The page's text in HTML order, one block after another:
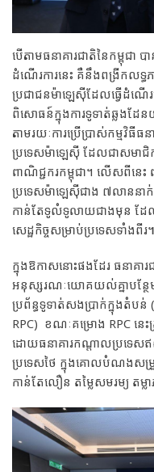
បើតាមធនាគារជាតិនៃកម្ពុជា ប
ដំណើរការនេះ គឺនឹងពង្រីកលទ្ធ
ប្រជាជនម៉ាឡេស៊ីដែលធ្វើដំណើ
ពិសោធន៍ក្នុងការទូទាត់ឆ្លង
តាមរយៈការប្រើប្រាស់កម្មវិធីធ
ប្រទេសម៉ាឡេស៊ី ដែលជាសមាជិ
ពាណិជ្ជករកម្ពុជា។ លើសពីនេះ
ប្រទេសម៉ាឡេស៊ីជាង ៧លាននាក់
កាន់តែទូលំទូលាយជាងមុន ដែ
សេដ្ឋកិច្ចសម្រាប់ប្រទេសទាំងពីរ៕
ក្នុងឱកាសនោះផងដែរ ធនាគា
អនុស្សរណៈយោគយល់គ្នាបន្ថែម
ប្រព័ន្ធទូទាត់សងប្រាក់ក្នុងតំប
RPC) ខណៈគម្រោង RPC នេះ
ដោយធនាគារកណ្តាលប្រទេ
ប្រទេសថៃ ក្នុងគោលបំណងសម្រួ
កាន់តែលឿន តម្លៃសមរម្យ តម្